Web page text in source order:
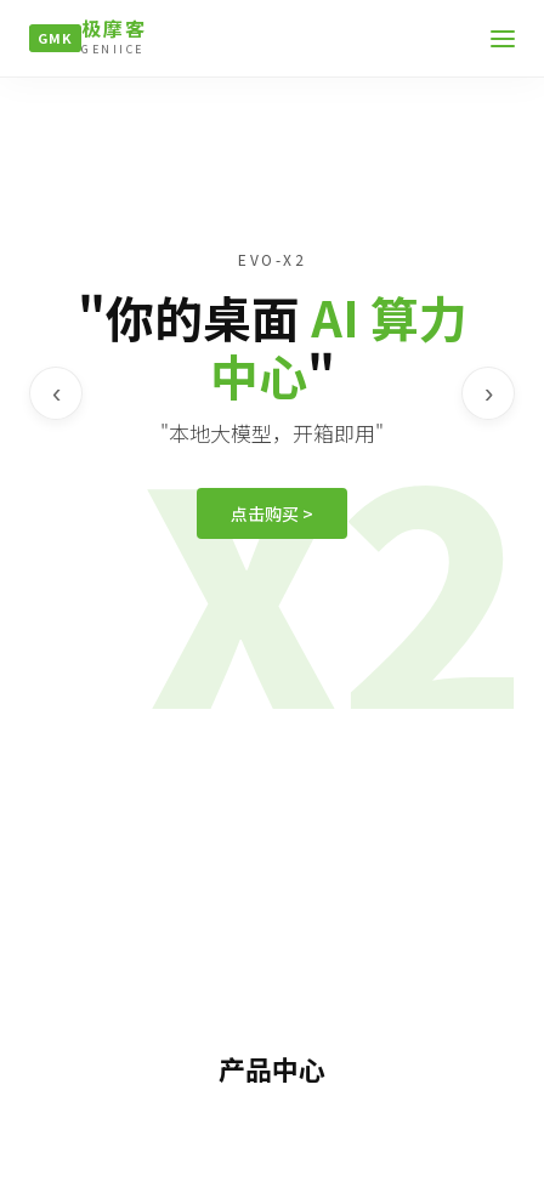
GMK 极摩客
GENIICE
X2
EVO-X2
"你的桌面AI 算力
中心"
"本地大模型，开箱即用"
点击购买 >
‹ ›
产品中心